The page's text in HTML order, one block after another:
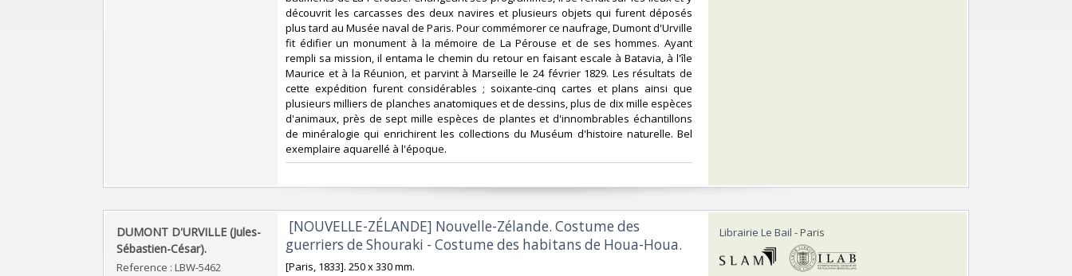
découvrit les carcasses des deux navires et plusieurs objets qui furent déposés
plus tard au Musée naval de Paris. Pour commémorer ce naufrage, Dumont d'Urville
fit édifier un monument à la mémoire de La Pérouse et de ses hommes. Ayant
rempli sa mission, il entama le chemin du retour en faisant escale à Batavia, à l'île
Maurice et à la Réunion, et parvint à Marseille le 24 février 1829. Les résultats de
cette expédition furent considérables ; soixante-cinq cartes et plans ainsi que
plusieurs milliers de planches anatomiques et de dessins, plus de dix mille espèces
d'animaux, près de sept mille espèces de plantes et d'innombrables échantillons
de minéralogie qui enrichirent les collections du Muséum d'histoire naturelle. Bel
exemplaire aquarellé à l'époque.‎
‎DUMONT D'URVILLE (Jules-
Sébastien-César).‎
Reference : LBW-5462
‎ [NOUVELLE-ZÉLANDE] Nouvelle-Zélande. Costume des
guerriers de Shouraki - Costume des habitans de Houa-Houa.‎
‎[Paris, 1833]. 250 x 330 mm.‎
Librairie Le Bail - Paris